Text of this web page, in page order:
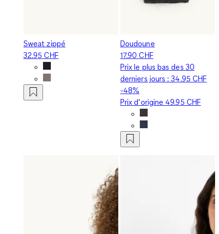
Sweat zippé
32.95 CHF
Doudoune
17.90 CHF
Prix le plus bas des 30
derniers jours :34.95 CHF
-48%
Prix d‘origine 49.95 CHF